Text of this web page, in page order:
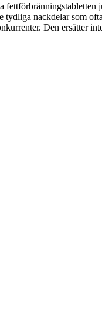
nackdelar som
Den ersätter